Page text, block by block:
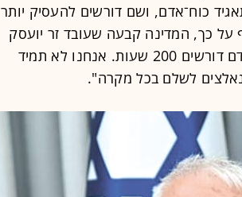
כוח־אדם, ושם דורשים להעסיק יותר
כך, המדינה קבעה שעובד זר יועסק
כ־182 שעות בחודש, אך תאגידי כוח־האדם דורשים 200 שעות. אנחנו לא תמיד
לשלם בכל מקרה".